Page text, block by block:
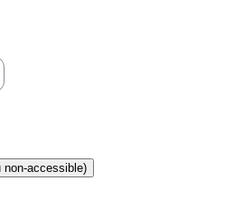
non-accessible)